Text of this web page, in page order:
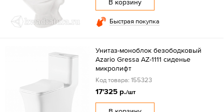
В корзину
Быстрая покупка
Унитаз-моноблок безободковый
Azario Gressa AZ-1111 сиденье
микролифт
Код товара: 155323
17'325 р./шт